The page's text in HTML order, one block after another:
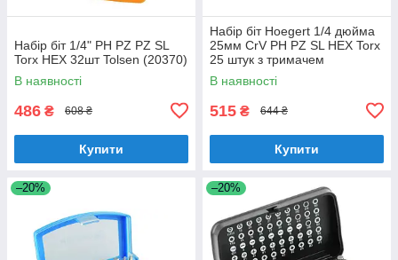
Набір біт 1/4" PH PZ PZ SL
Torx HEX 32шт Tolsen (20370)
В наявності
486 ₴ 608 ₴
Купити
Набір біт Hoegert 1/4 дюйма
25мм CrV PH PZ SL HEX Torx
25 штук з тримачем
(HT1S273)
В наявності
515 ₴ 644 ₴
Купити
–20% –20%